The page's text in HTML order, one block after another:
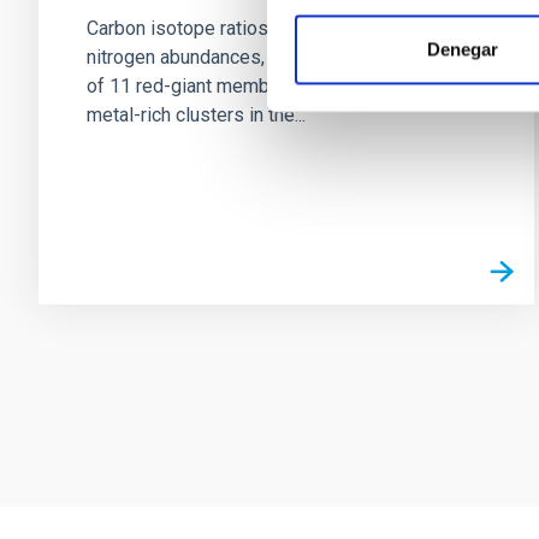
Denegar
Carbon isotope ratios, along with carbon and
nitrogen abundances, are derived in a sample
of 11 red-giant members of one of the most
metal-rich clusters in the...